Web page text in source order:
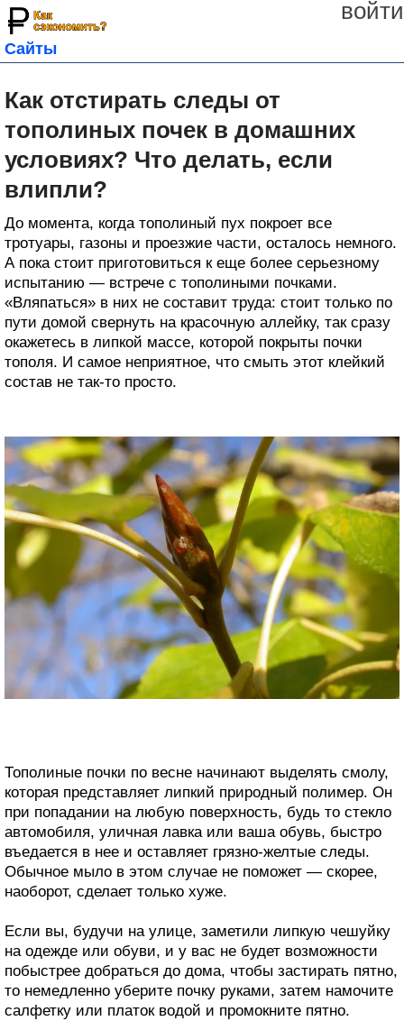
войти
Сайты
Как отстирать следы от
тополиных почек в домашних
условиях? Что делать, если
влипли?
До момента, когда тополиный пух покроет все
тротуары, газоны и проезжие части, осталось немного.
А пока стоит приготовиться к еще более серьезному
испытанию — встрече с тополиными почками.
«Вляпаться» в них не составит труда: стоит только по
пути домой свернуть на красочную аллейку, так сразу
окажетесь в липкой массе, которой покрыты почки
тополя. И самое неприятное, что смыть этот клейкий
состав не так-то просто.
Тополиные почки по весне начинают выделять смолу,
которая представляет липкий природный полимер. Он
при попадании на любую поверхность, будь то стекло
автомобиля, уличная лавка или ваша обувь, быстро
въедается в нее и оставляет грязно-желтые следы.
Обычное мыло в этом случае не поможет — скорее,
наоборот, сделает только хуже.
Если вы, будучи на улице, заметили липкую чешуйку
на одежде или обуви, и у вас не будет возможности
побыстрее добраться до дома, чтобы застирать пятно,
то немедленно уберите почку руками, затем намочите
салфетку или платок водой и промокните пятно.